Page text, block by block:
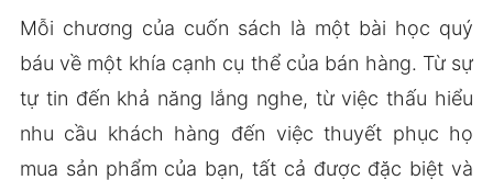
Mỗi chương của cuốn sách là một bài học quý
báu về một khía cạnh cụ thể của bán hàng. Từ sự
tự tin đến khả năng lắng nghe, từ việc thấu hiểu
nhu cầu khách hàng đến việc thuyết phục họ
mua sản phẩm của bạn, tất cả được đặc biệt và